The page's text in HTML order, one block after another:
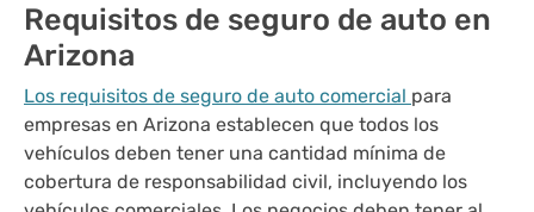
Requisitos de seguro de auto en
Arizona
Los requisitos de seguro de auto comercial para
empresas en Arizona establecen que todos los
vehículos deben tener una cantidad mínima de
cobertura de responsabilidad civil, incluyendo los